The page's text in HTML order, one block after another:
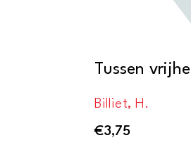
Tussen
Billiet, H.
€3,75